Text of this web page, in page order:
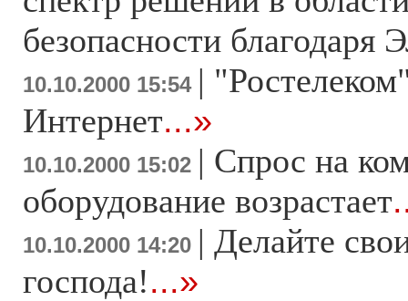
безопасности
10.10.2000 15:54 |
Интернет...»
10.10.2000 15:02 | Спрос на
оборудование возрастает
10.10.2000 14:20 | Делайте
господа!...»